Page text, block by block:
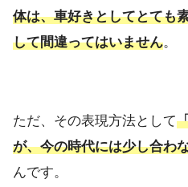
体は、車好きとしてとても
して間違ってはいません。
ただ、その表現方法として
が、今の時代には少し合わ
んです。